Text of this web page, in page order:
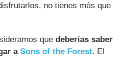
no tienes más que
quedeberías saber
aSons of the Forest. El